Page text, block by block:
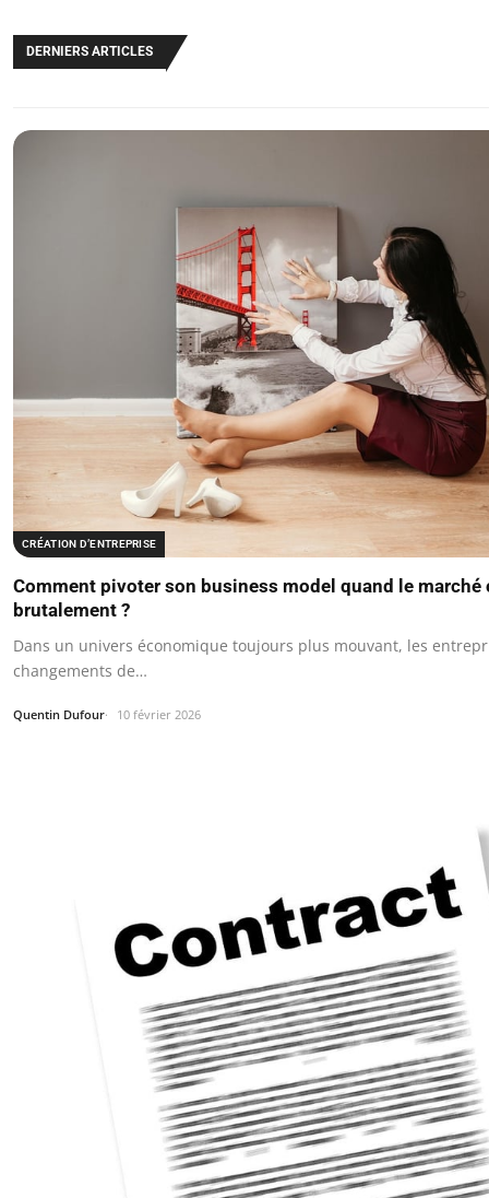
DERNIERS ARTICLES
CRÉATION D’ENTREPRISE
Comment pivoter son business model quand le marché
brutalement ?
Dans un univers économique toujours plus mouvant, les
changements de…
Quentin Dufour 10 février 2026